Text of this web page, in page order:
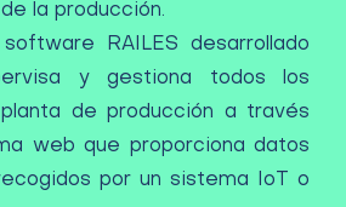
la producción.
RAILES desarrollado
y gestiona todos los
de producción a través
web que proporciona datos
por un sistema IoT o